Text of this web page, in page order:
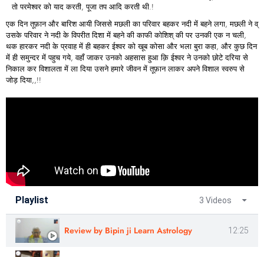
तो परमेश्वर को याद करती, पूजा तप आदि करती थी.!
एक दिन तूफ़ान और बारिश आयी जिससे मछली का परिवार बहकर नदी में बहने लगा, मछली ने व्
उसके परिवार ने नदी के विपरीत दिशा में बहने की काफी कोशिश् की पर उनकी एक न चली,
थक हारकर नदी के प्रवाह में ही बहकर ईश्वर को खूब कोसा और भला बुरा कहा, और कुछ दिन
में ही समुन्दर में पहुच गये, वहाँ जाकर उनको अहसास हुआ क़ि ईश्वर ने उनको छोटे दरिया से
निकाल कर विशालता में ला दिया उसने हमारे जीवन में तूफ़ान लाकर अपने विशाल स्वरुप से
जोड़ दिया,,!!
Playlist 3 Videos
Review by Bipin ji Learn Astrology 12:25